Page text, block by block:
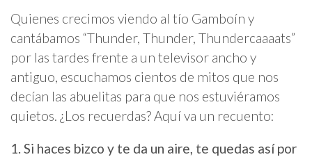
Quienes crecimos viendo al tío Gamboín y
cantábamos “Thunder, Thunder, Thundercaaaats”
por las tardes frente a un televisor ancho y
antiguo, escuchamos cientos de mitos que nos
decían las abuelitas para que nos estuviéramos
quietos. ¿Los recuerdas? Aquí va un recuento:
1. Si haces bizco y te da un aire, te quedas así por